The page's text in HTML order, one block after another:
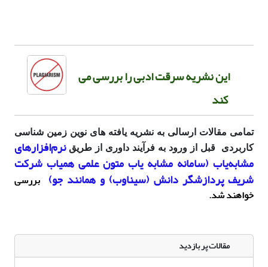
این نشریه سرقت ادبی را بررسی می
کند
تمامی مقالات ارسالی به نشریه یافته های نوین زمین شناسی
کاربردی قبل از ورود به فرآیند داوری از طریقنرم‌افزارهای
مشابه‌یاب (سامانه مشابه یاب متون علمی همیاب شرکت
شریف پردازشگر دانش (سیناوب) و همانند جو) بررسی
خواهند شد.
مقالات پر بازدید